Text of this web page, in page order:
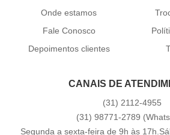
Onde estamos
Fale Conosco
Depoimentos clientes
CANAIS DE
(31) 2112-4955
(31) 98771-2789
Segunda a sexta-feira de 9h às